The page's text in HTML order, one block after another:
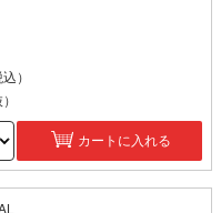
込）
カートに入れる